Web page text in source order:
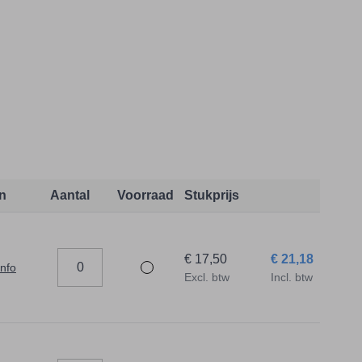
Aantal Voorraad Stukprijs
€ 21,18
Incl. btw
€ 17,50
Excl. btw